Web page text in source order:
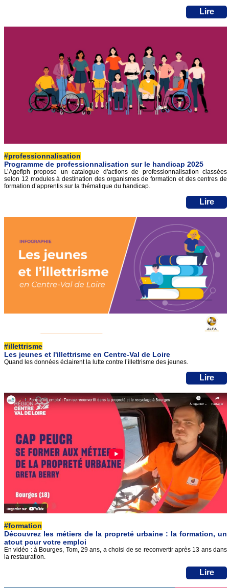
Lire
#professionnalisation
Programme de professionnalisation sur le handicap 2025
L’Agefiph propose un catalogue d'actions de professionnalisation classées
selon 12 modules à destination des organismes de formation et des centres de
formation d’apprentis sur la thématique du handicap.
Lire
#illettrisme
Les jeunes et l'illettrisme en Centre-Val de Loire
Quand les données éclairent la lutte contre l’illettrisme des jeunes.
Lire
#formation
Découvrez les métiers de la propreté urbaine : la formation, un
atout pour votre emploi
En vidéo : à Bourges, Tom, 29 ans, a choisi de se reconvertir après 13 ans dans
la restauration.
Lire